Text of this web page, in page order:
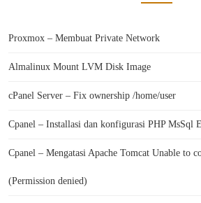
Proxmox – Membuat Private Network
Almalinux Mount LVM Disk Image
cPanel Server – Fix ownership /home/user
Cpanel – Installasi dan konfigurasi PHP MsSql
Cpanel – Mengatasi Apache Tomcat Unable to
(Permission denied)